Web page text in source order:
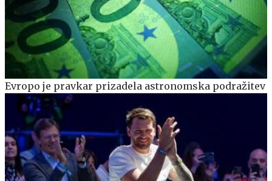
Evropo je pravkar prizadela astronomska podražitev